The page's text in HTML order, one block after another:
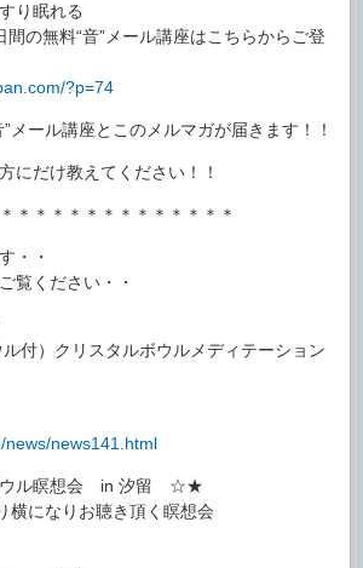
り眠れる
の無料“音”メール講座はこちらからご登
?p=74
メール講座とこのメルマガが届きます！！
にだけ教えてください！！
＊＊＊＊＊＊＊＊＊＊＊＊＊
・・
覧ください・・
ル付）クリスタルボウルメディテーション
news141.html
ル瞑想会 in 汐留 ☆★
になりお聴き頂く瞑想会